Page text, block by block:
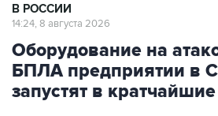
В РОССИИ
14:24, 8 августа 2026
Оборудование на
БПЛА предприятии в
запустят в